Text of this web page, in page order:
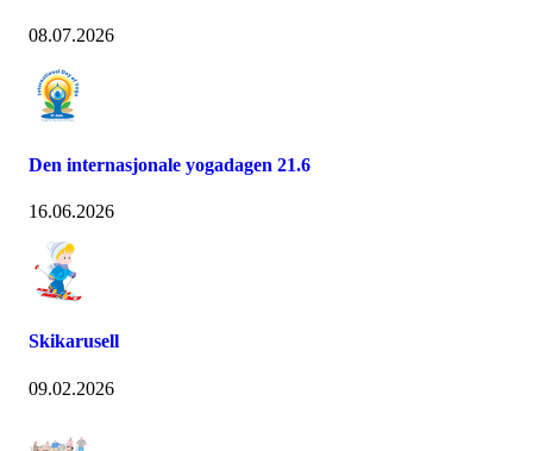
08.07.2026
Den internasjonale yogadagen 21.6
16.06.2026
Skikarusell
09.02.2026